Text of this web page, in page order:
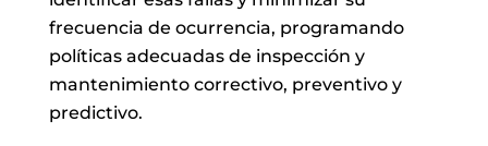
frecuencia de ocurrencia, programando
políticas adecuadas de inspección y
mantenimiento correctivo, preventivo y
predictivo.